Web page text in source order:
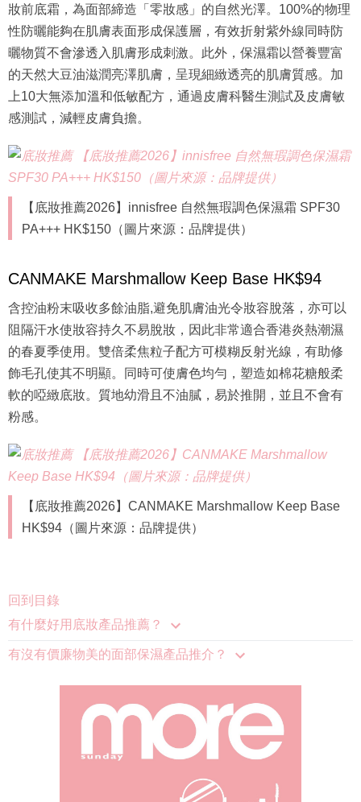
曬物質不會滲透入肌膚形成刺激。此外，保濕霜以營養豐富
的天然大豆油滋潤亮澤肌膚，呈現細緻透亮的肌膚質感。加
上10大無添加溫和低敏配方，通過皮膚科醫生測試及皮膚敏
感測試，減輕皮膚負擔。
【底妝推薦2026】innisfree 自然無瑕調色保濕霜 SPF30
CANMAKE Marshmallow Keep Base HK$94
含控油粉末吸收多餘油脂,避免肌膚油光令妝容脫落，亦可以
阻隔汗水使妝容持久不易脫妝，因此非常適合香港炎熱潮濕
的春夏季使用。雙倍柔焦粒子配方可模糊反射光線，有助修
飾毛孔使其不明顯。同時可使膚色均勻，塑造如棉花糖般柔
軟的啞緻底妝。質地幼滑且不油膩，易於推開，並且不會有
粉感。
【底妝推薦2026】CANMAKE Marshmallow Keep Base
有沒有價廉物美的面部保濕產品推介？